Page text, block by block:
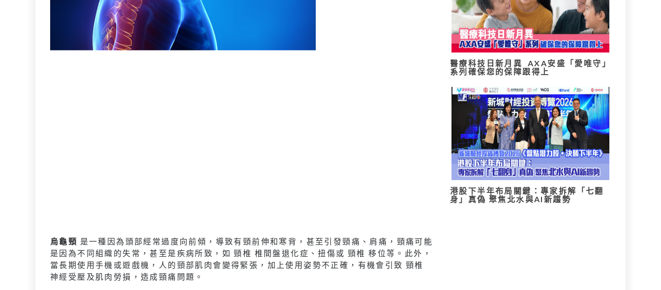
烏龜頸 是一種因為頭部經常過度向前傾，導致有頸前伸和寒背，甚至引發頸痛、肩痛，頸痛可能
是因為不同組織的失常，甚至是疾病所致，如 頸椎 椎間盤退化症、扭傷或 頸椎 移位等。此外，
當長期使用手機或遊戲機，人的頸部肌肉會變得緊張，加上使用姿勢不正確，有機會引致 頸椎
神經受壓及肌肉勞損，造成頸痛問題。
醫療科技日新月異 AXA安盛「愛唯守」
系列確保您的保障跟得上
港股下半年布局關鍵：專家拆解「七翻
身」真偽 聚焦北水與AI新趨勢